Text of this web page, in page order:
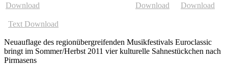
Download Download Download
Text Download
Neuauflage des regionübergreifenden Musikfestivals Euroclassic
bringt im Sommer/Herbst 2011 vier kulturelle Sahnestückchen nach
Pirmasens